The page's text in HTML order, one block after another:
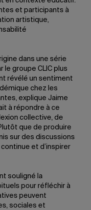
et participants à
artistique,
dans une série
le groupe CLIC plus
révélé un sentiment
chez les
explique Jaime
à répondre à ce
collective, de
que de produire
sur des discussions
et d’inspirer
souligné la
pour réfléchir à
peuvent
sociales et